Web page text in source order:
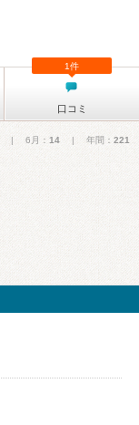
口コミ
1件
| 6月： 14 | 年間： 221